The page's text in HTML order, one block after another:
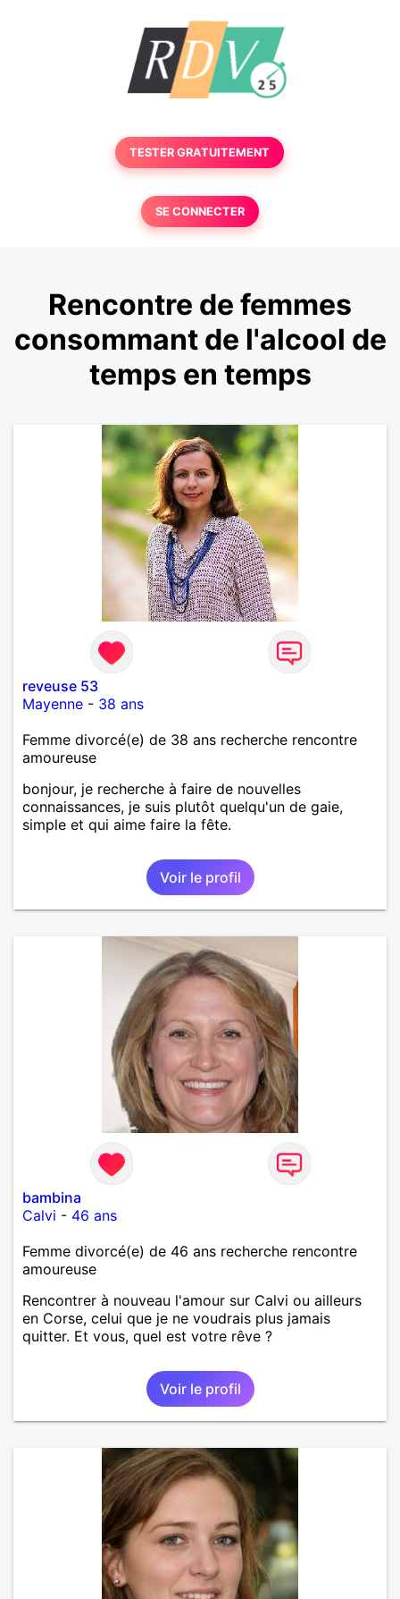
TESTER GRATUITEMENT
SE CONNECTER
Rencontre de femmes
consommant de l'alcool de
temps en temps
reveuse 53
Mayenne - 38 ans
Femme divorcé(e) de 38 ans recherche rencontre
amoureuse
bonjour, je recherche à faire de nouvelles
connaissances, je suis plutôt quelqu'un de gaie,
simple et qui aime faire la fête.
Voir le profil
bambina
Calvi - 46 ans
Femme divorcé(e) de 46 ans recherche rencontre
amoureuse
Rencontrer à nouveau l'amour sur Calvi ou ailleurs
en Corse, celui que je ne voudrais plus jamais
quitter. Et vous, quel est votre rêve ?
Voir le profil